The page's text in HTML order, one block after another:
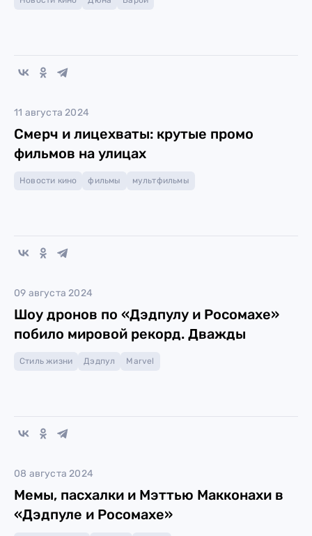
11 августа 2024
Смерч и лицехваты: крутые промо
фильмов на улицах
Новости кино фильмы мультфильмы
09 августа 2024
Шоу дронов по «Дэдпулу и Росомахе»
побило мировой рекорд. Дважды
Стиль жизни Дэдпул Marvel
08 августа 2024
Мемы, пасхалки и Мэттью Макконахи в
«Дэдпуле и Росомахе»